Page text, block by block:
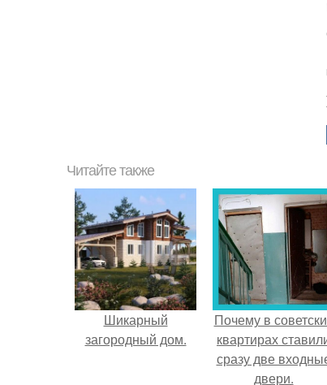
Читайте также
Шикарный
загородный дом.
Почему в
квартирах
сразу две
двери.